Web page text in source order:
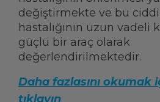
değiştirmekte ve bu ciddi
hastalığının uzun vadeli
güçlü bir araç olarak
değerlendirilmektedir.
Daha fazlasını okumak
tıklayın